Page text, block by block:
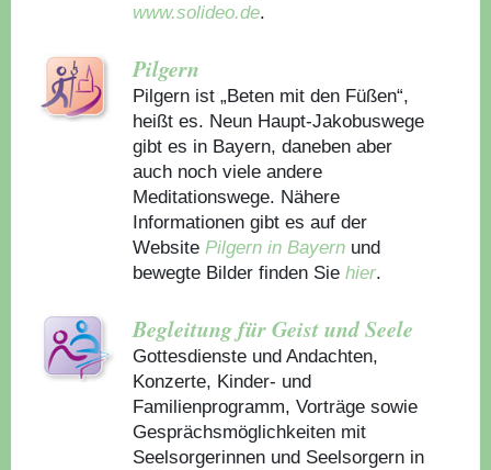
www.solideo.de.
Pilgern
Pilgern ist „Beten mit den Füßen“,
heißt es. Neun Haupt-Jakobuswege
gibt es in Bayern, daneben aber
auch noch viele andere
Meditationswege. Nähere
Informationen gibt es auf der
WebsitePilgern in Bayern und
bewegte Bilder finden Sie hier.
Begleitung für Geist und Seele
Gottesdienste und Andachten,
Konzerte, Kinder- und
Familienprogramm, Vorträge sowie
Gesprächsmöglichkeiten mit
Seelsorgerinnen und Seelsorgern in